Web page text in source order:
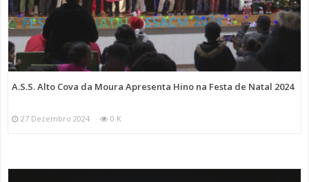
A.S.S. Alto Cova da Moura Apresenta Hino na Festa de Natal 2024
27 Dezembro 2024 0 K